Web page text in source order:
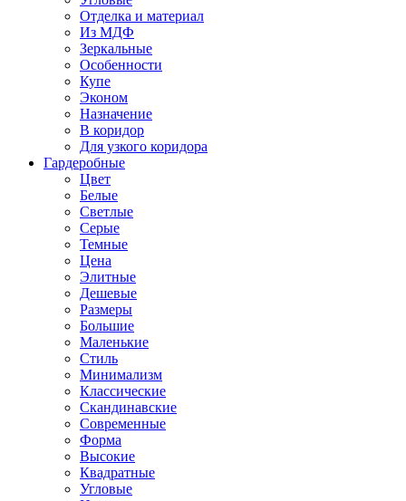
Отделка и материал
Из МДФ
Зеркальные
Особенности
Купе
Эконом
Назначение
В коридор
Для узкого коридора
Гардеробные
Цвет
Белые
Светлые
Серые
Темные
Цена
Элитные
Дешевые
Размеры
Большие
Маленькие
Стиль
Минимализм
Классические
Скандинавские
Современные
Форма
Высокие
Квадратные
Угловые